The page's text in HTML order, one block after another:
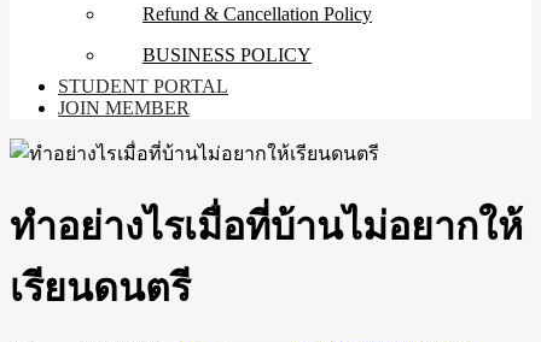
Refund & Cancellation Policy
BUSINESS POLICY
STUDENT PORTAL
JOIN MEMBER
ทำอย่างไรเมื่อที่บ้านไม่อยากให้
เรียนดนตรี